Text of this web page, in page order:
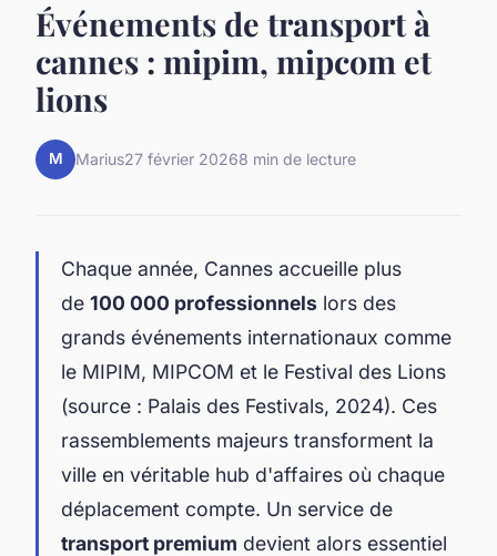
Événements de transport à
cannes : mipim, mipcom et
lions
M Marius27 février 20268 min de lecture
Chaque année, Cannes accueille plus
de 100 000 professionnels lors des
grands événements internationaux comme
le MIPIM, MIPCOM et le Festival des Lions
(source : Palais des Festivals, 2024). Ces
rassemblements majeurs transforment la
ville en véritable hub d'affaires où chaque
déplacement compte. Un service de
transport premium devient alors essentiel